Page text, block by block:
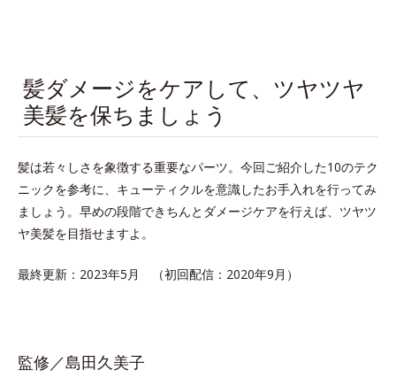
髪ダメージをケアして、ツヤツヤ
美髪を保ちましょう
髪は若々しさを象徴する重要なパーツ。今回ご紹介した10のテク
ニックを参考に、キューティクルを意識したお手入れを行ってみ
ましょう。早めの段階できちんとダメージケアを行えば、ツヤツ
ヤ美髪を目指せますよ。
最終更新：2023年5月 （初回配信：2020年9月）
監修／島田久美子